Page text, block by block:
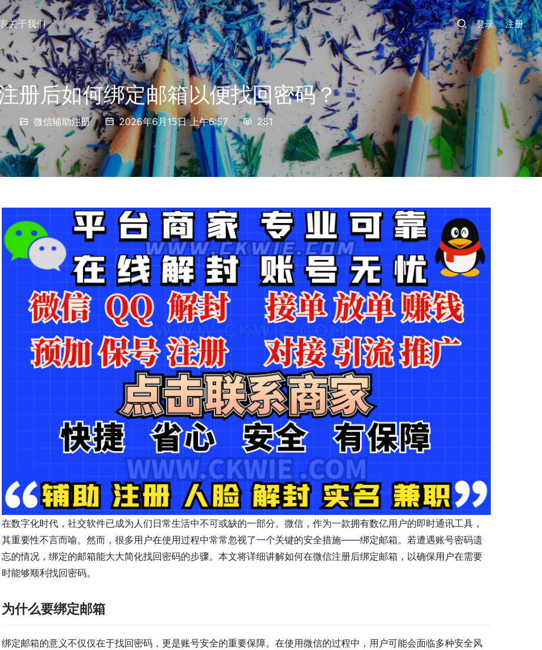
关于我们 登录 注册
册后如何绑定邮箱以便找回密码？
微信辅助注册 2026年6月15日 上午6:57 281
在数字化时代，社交软件已成为人们日常生活中不可或缺的一部分。微信，作为一款拥有数亿用户的即时通讯工具，
其重要性不言而喻。然而，很多用户在使用过程中常常忽视了一个关键的安全措施——绑定邮箱。若遭遇账号密码遗
忘的情况，绑定的邮箱能大大简化找回密码的步骤。本文将详细讲解如何在微信注册后绑定邮箱，以确保用户在需要
时能够顺利找回密码。
为什么要绑定邮箱
绑定邮箱的意义不仅仅在于找回密码，更是账号安全的重要保障。在使用微信的过程中，用户可能会面临多种安全风